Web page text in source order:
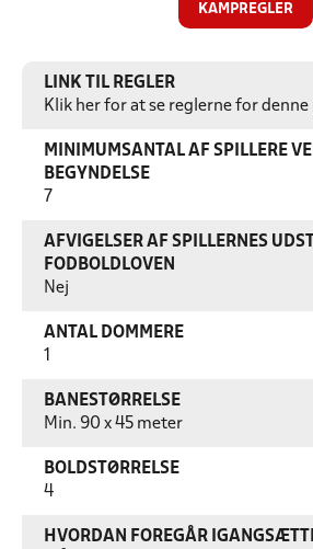
KAMPREGLER
LINK TIL REGLER
Klik her for at se reglerne for denne
MINIMUMSANTAL AF SPILLERE
BEGYNDELSE
7
AFVIGELSER AF SPILLERNES
FODBOLDLOVEN
Nej
ANTAL DOMMERE
BANESTØRRELSE
Min. 90 x 45 meter
BOLDSTØRRELSE
4
HVORDAN FOREGÅR